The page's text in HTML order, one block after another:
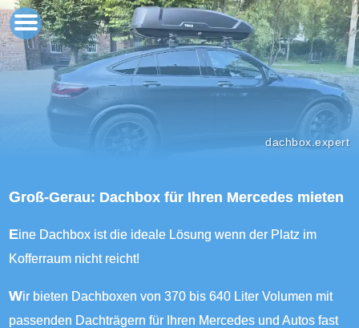
dachbox.expert
Groß-Gerau: Dachbox für Ihren Mercedes mieten
Eine Dachbox ist die ideale Lösung wenn der Platz im
Kofferraum nicht reicht!
Wir bieten Dachboxen von 370 bis 640 Liter Volumen mit
passenden Dachträgern für Ihren Mercedes und Autos fast